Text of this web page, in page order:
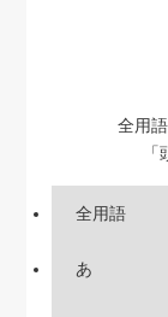
全用
全用語
あ